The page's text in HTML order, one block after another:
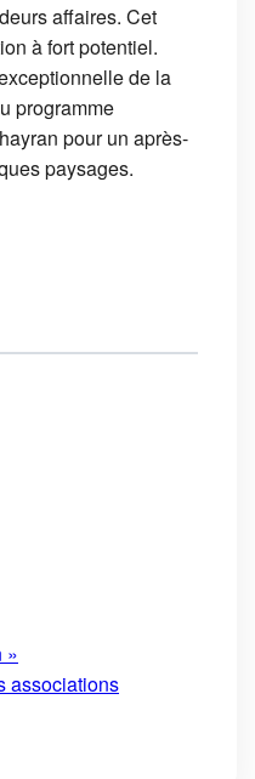
affaires. Cet
à fort potentiel.
de la
programme
pour un après-
paysages.
»
associations